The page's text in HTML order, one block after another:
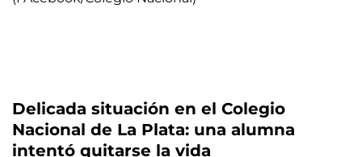
Delicada situación en el Colegio
Nacional de La Plata: una alumna
intentó quitarse la vida